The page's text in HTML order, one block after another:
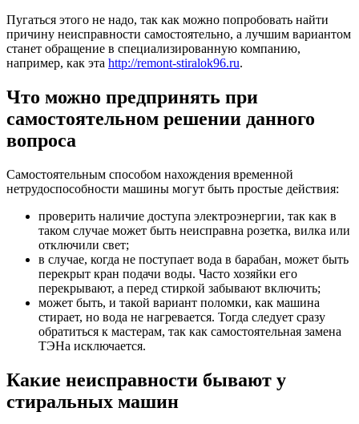
Пугаться этого не надо, так как можно попробовать найти
причину неисправности самостоятельно, а лучшим вариантом
станет обращение в специализированную компанию,
например, как эта http://remont-stiralok96.ru.
Что можно предпринять при
самостоятельном решении данного
вопроса
Самостоятельным способом нахождения временной
нетрудоспособности машины могут быть простые действия:
проверить наличие доступа электроэнергии, так как в
таком случае может быть неисправна розетка, вилка или
отключили свет;
в случае, когда не поступает вода в барабан, может быть
перекрыт кран подачи воды. Часто хозяйки его
перекрывают, а перед стиркой забывают включить;
может быть, и такой вариант поломки, как машина
стирает, но вода не нагревается. Тогда следует сразу
обратиться к мастерам, так как самостоятельная замена
ТЭНа исключается.
Какие неисправности бывают у
стиральных машин